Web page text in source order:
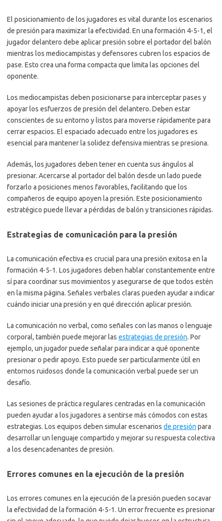
El posicionamiento de los jugadores es vital durante los escenarios
de presión para maximizar la efectividad. En una formación 4-5-1, el
jugador delantero debe aplicar presión sobre el portador del balón
mientras los mediocampistas y defensores cubren los espacios de
pase. Esto crea una forma compacta que limita las opciones del
oponente.
Los mediocampistas deben posicionarse para interceptar pases y
apoyar los esfuerzos de presión del delantero. Deben estar
conscientes de su entorno y listos para moverse rápidamente para
cerrar espacios. El espaciado adecuado entre los jugadores es
esencial para mantener la solidez defensiva mientras se presiona.
Además, los jugadores deben tener en cuenta sus ángulos al
presionar. Acercarse al portador del balón desde un lado puede
forzarlo a posiciones menos favorables, facilitando que los
compañeros de equipo apoyen la presión. Este posicionamiento
estratégico puede llevar a pérdidas de balón y transiciones rápidas.
Estrategias de comunicación para la presión
La comunicación efectiva es crucial para una presión exitosa en la
formación 4-5-1. Los jugadores deben hablar constantemente entre
sí para coordinar sus movimientos y asegurarse de que todos estén
en la misma página. Señales verbales claras pueden ayudar a indicar
cuándo iniciar una presión y en qué dirección aplicar presión.
La comunicación no verbal, como señales con las manos o lenguaje
corporal, también puede mejorar las estrategias de presión. Por
ejemplo, un jugador puede señalar para indicar a qué oponente
presionar o pedir apoyo. Esto puede ser particularmente útil en
entornos ruidosos donde la comunicación verbal puede ser un
desafío.
Las sesiones de práctica regulares centradas en la comunicación
pueden ayudar a los jugadores a sentirse más cómodos con estas
estrategias. Los equipos deben simular escenarios de presión para
desarrollar un lenguaje compartido y mejorar su respuesta colectiva
a los desencadenantes de presión.
Errores comunes en la ejecución de la presión
Los errores comunes en la ejecución de la presión pueden socavar
la efectividad de la formación 4-5-1. Un error frecuente es presionar